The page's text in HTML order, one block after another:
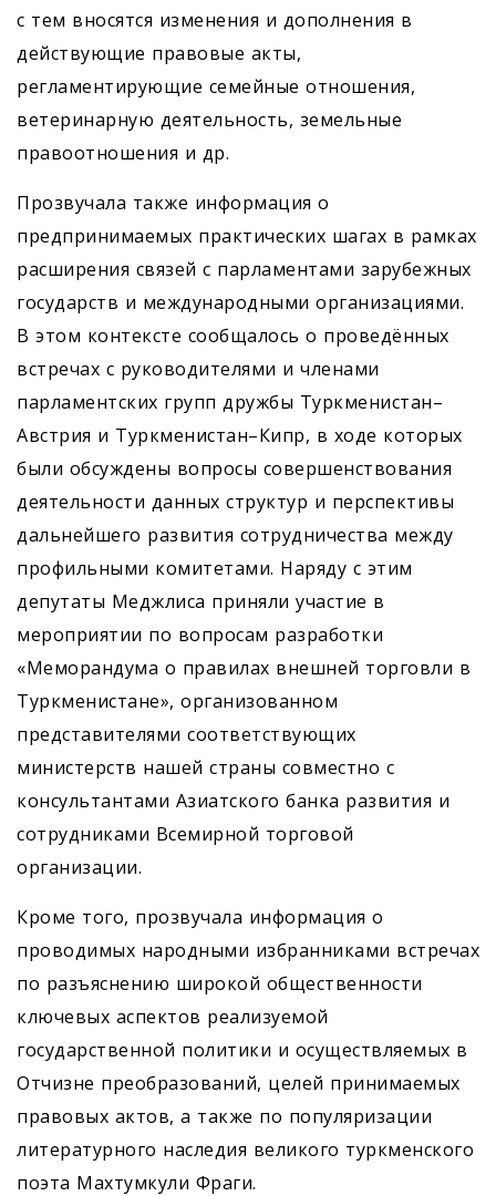
с тем вносятся изменения и дополнения в
действующие правовые акты,
регламентирующие семейные отношения,
ветеринарную деятельность, земельные
правоотношения и др.
Прозвучала также информация о
предпринимаемых практических шагах в рамках
расширения связей с парламентами зарубежных
государств и международными организациями.
В этом контексте сообщалось о проведённых
встречах с руководителями и членами
парламентских групп дружбы Туркменистан–
Австрия и Туркменистан–Кипр, в ходе которых
были обсуждены вопросы совершенствования
деятельности данных структур и перспективы
дальнейшего развития сотрудничества между
профильными комитетами. Наряду с этим
депутаты Меджлиса приняли участие в
мероприятии по вопросам разработки
«Меморандума о правилах внешней торговли в
Туркменистане», организованном
представителями соответствующих
министерств нашей страны совместно с
консультантами Азиатского банка развития и
сотрудниками Всемирной торговой
организации.
Кроме того, прозвучала информация о
проводимых народными избранниками встречах
по разъяснению широкой общественности
ключевых аспектов реализуемой
государственной политики и осуществляемых в
Отчизне преобразований, целей принимаемых
правовых актов, а также по популяризации
литературного наследия великого туркменского
поэта Махтумкули Фраги.